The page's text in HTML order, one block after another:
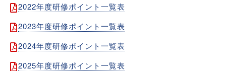
2022年度研修ポイント一覧表
2023年度研修ポイント一覧表
2024年度研修ポイント一覧表
2025年度研修ポイント一覧表